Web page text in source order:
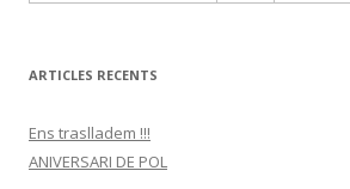
ARTICLES RECENTS
Ens traslladem !!!
ANIVERSARI DE POL